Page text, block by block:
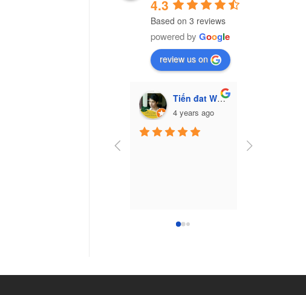
4.3
Based on 3 reviews
powered by Google
review us on
Tiến đat Wasabi (Cú mèo)
4 years ago
Công ty